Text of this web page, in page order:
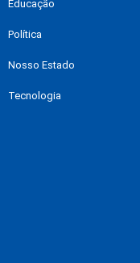
Educação
Política
Nosso Estado
Tecnologia